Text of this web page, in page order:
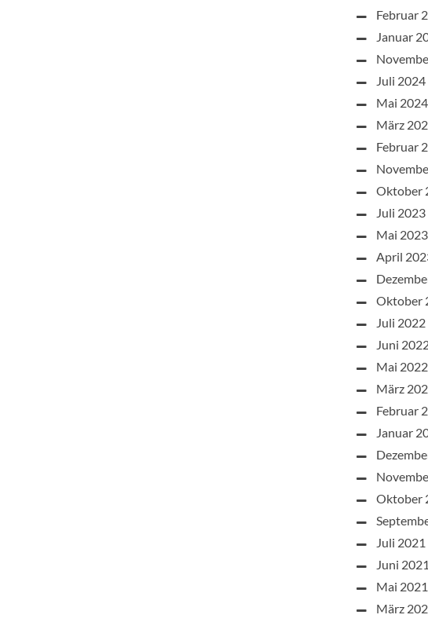
Februar
Januar
Juli 2024
Mai 2024
März
Februar
Oktober
Juli 2023
Mai 2023
April
Oktober
Juli 2022
Juni
Mai 2022
März
Februar
Januar
Oktober
Juli 2021
Juni 2021
Mai 2021
März